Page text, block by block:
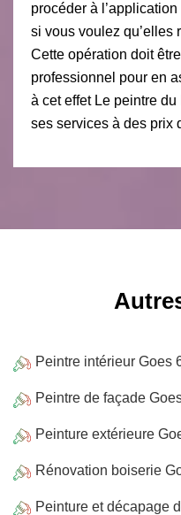
procéder à
si vous voulez qu’elles
Cette opération doit
professionnel pour en
à cet effet Le peintre
ses services à des prix
Peintre intérieur Goes
Peintre de façade
Peinture extérieure
Rénovation boiserie
Peinture et décapage